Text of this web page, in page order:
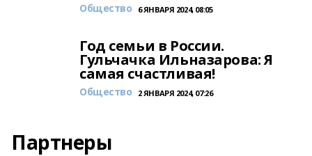
Общество 6 ЯНВАРЯ 2024, 08:05
Год семьи в России.
Гульчачка Ильназарова: Я
самая счастливая!
Общество 2 ЯНВАРЯ 2024, 07:26
Партнеры